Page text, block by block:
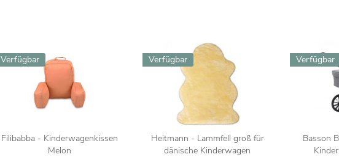
Verfügbar
Filibabba - Kinderwagenkissen
Melon
Verfügbar
Heitmann - Lammfell groß für
dänische Kinderwagen
Verfügbar
Basson